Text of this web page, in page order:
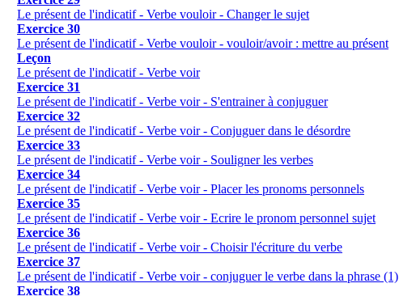
Le présent de l'indicatif - Verbe vouloir - Changer le sujet
Exercice 30
Le présent de l'indicatif - Verbe vouloir - vouloir/avoir : mettre au présent
Leçon
Le présent de l'indicatif - Verbe voir
Exercice 31
Le présent de l'indicatif - Verbe voir - S'entrainer à conjuguer
Exercice 32
Le présent de l'indicatif - Verbe voir - Conjuguer dans le désordre
Exercice 33
Le présent de l'indicatif - Verbe voir - Souligner les verbes
Exercice 34
Le présent de l'indicatif - Verbe voir - Placer les pronoms personnels
Exercice 35
Le présent de l'indicatif - Verbe voir - Ecrire le pronom personnel sujet
Exercice 36
Le présent de l'indicatif - Verbe voir - Choisir l'écriture du verbe
Exercice 37
Le présent de l'indicatif - Verbe voir - conjuguer le verbe dans la phrase (1)
Exercice 38